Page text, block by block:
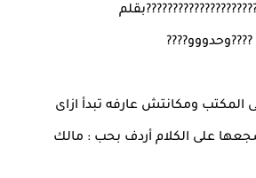
ومكانتش عارفه تبدأ ازاى
على الكلام أردف بحب : مالك